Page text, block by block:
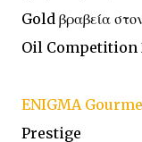
Gold βραβεία
Oil Competition
ENIGMA
Prestige